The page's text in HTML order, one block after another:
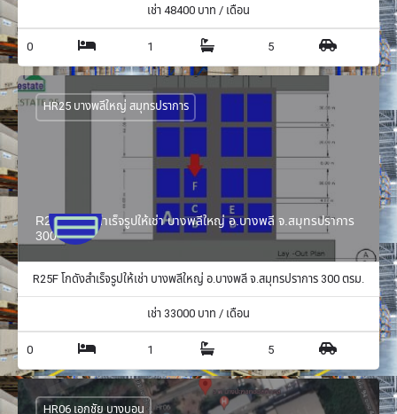
เช่า48400 บาท / เดือน
0 1 5
R25F โกดังสำเร็จรูปให้เช่า บางพลีใหญ่ อ.บางพลี จ.สมุทรปราการ
300 ตรม.
HR25 บางพลีใหญ่ สมุทรปราการ
R25F โกดังสำเร็จรูปให้เช่า บางพลีใหญ่ อ.บางพลี จ.สมุทรปราการ 300 ตรม.
เช่า 33000 บาท / เดือน
0 1 5
HR06 เอกชัย บางบอน